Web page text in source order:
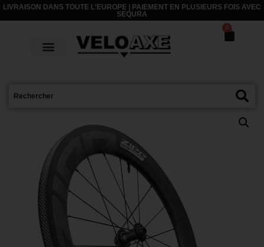
LIVRAISON DANS TOUTE L'EUROPE | PAIEMENT EN PLUSIEURS FOIS AVEC
SEQURA
0